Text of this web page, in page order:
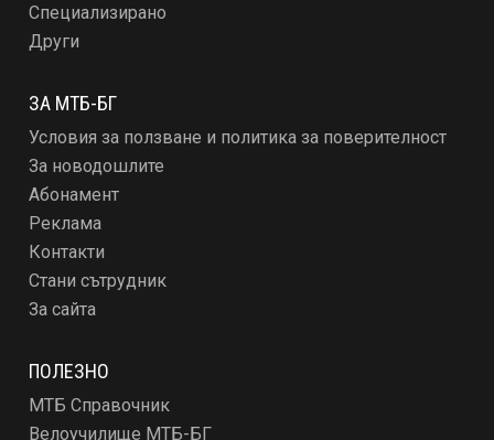
Специализирано
Други
ЗА МТБ-БГ
Условия за ползване и политика за поверителност
За новодошлите
Абонамент
Реклама
Контакти
Стани сътрудник
За сайта
ПОЛЕЗНО
МТБ Справочник
Велоучилище МТБ-БГ